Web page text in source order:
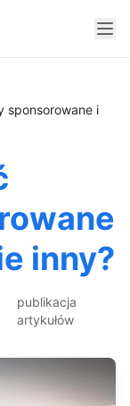
sponsorowane i
inny?
publikacja
artykułów